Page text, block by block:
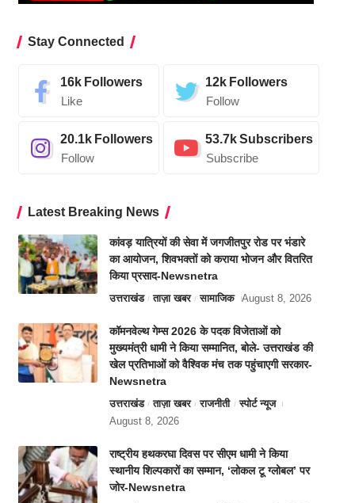
Stay Connected
16k Followers
Like
12k Followers
Follow
20.1k Followers
Follow
53.7kSubscribers
Subscribe
Latest Breaking News
कांवड़ यात्रियों की सेवा में जगजीतपुर रोड पर भंडारे
का आयोजन, शिवभक्तों को कराया भोजन और वितरित
किया प्रसाद-Newsnetra
उत्तराखंड ताज़ा खबर सामाजिक August 8, 2026
कॉमनवेल्थ गेम्स 2026 के पदक विजेताओं को
मुख्यमंत्री धामी ने किया सम्मानित, बोले- उत्तराखंड की
खेल प्रतिभाओं को वैश्विक मंच तक पहुंचाएगी सरकार-
Newsnetra
उत्तराखंड ताज़ा खबर राजनीती
स्पोर्ट न्यूज
August 8, 2026
राष्ट्रीय हथकरघा दिवस पर सीएम धामी ने किया
स्थानीय शिल्पकारों का सम्मान, ‘लोकल टू ग्लोबल’ पर
जोर-Newsnetra